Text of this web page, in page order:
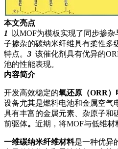
本文亮点
1
以MOF为模板实现了同步掺杂
子掺杂的碳纳米纤维具有柔性多
特点。 3 该催化剂具有优异的
池的性能表现。
内容简介
开发高效稳定的氧还原（ORR）
设备尤其是燃料电池和金属空气
具有丰富的金属元素、杂原子和
前驱体。 近期，将MOF与低维材
一维碳纳米纤维材料是一种优异